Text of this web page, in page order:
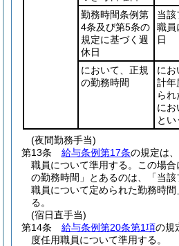
勤務時間条例第
4条及び第5条の
規定に基づく週
休日
当該
職員
日
において、正規
の勤務時間
にお
計年
られ
にお
とい
(夜間勤務手当)
第13条
給与条例第17条の規定は
職員について準用する。
この場合
の勤務時間」とあるのは、「当
職員について定められた勤務時
る。
(宿日直手当)
第14条
給与条例第20条第1項の規
度任用職員について準用する。